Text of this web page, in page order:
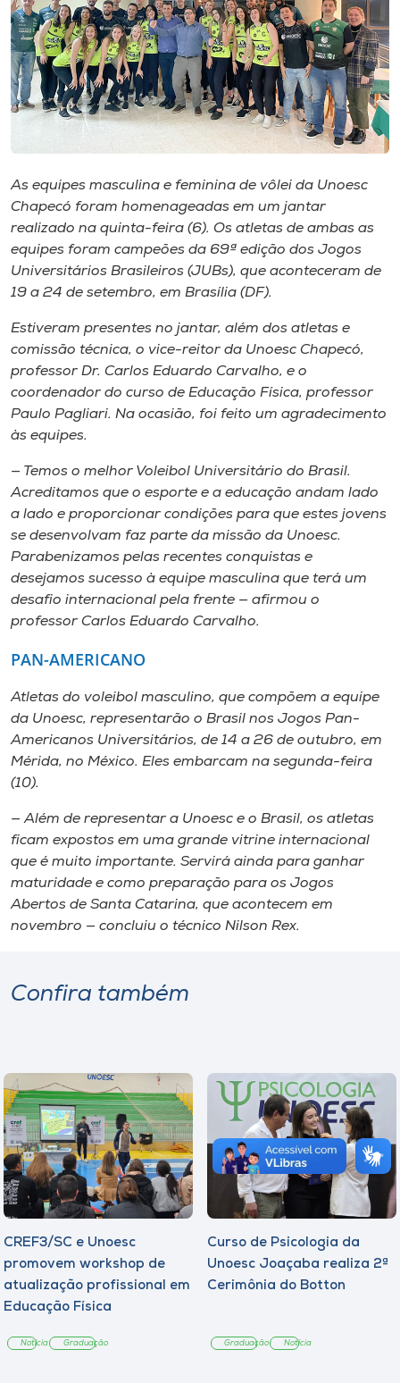
Biblioteca
Editora
Museu
Unoesc
Store
Selecione
o idioma
A-
As equipes masculina e feminina de vôlei da Unoesc
Chapecó foram homenageadas em um jantar
realizado na quinta-feira (6). Os atletas de ambas as
equipes foram campeões da 69ª edição dos Jogos
Universitários Brasileiros (JUBs), que aconteceram de
19 a 24 de setembro, em Brasília (DF).
Estiveram presentes no jantar, além dos atletas e
comissão técnica, o vice-reitor da Unoesc Chapecó,
professor Dr. Carlos Eduardo Carvalho, e o
coordenador do curso de Educação Física, professor
Paulo Pagliari. Na ocasião, foi feito um agradecimento
às equipes.
— Temos o melhor Voleibol Universitário do Brasil.
Acreditamos que o esporte e a educação andam lado
a lado e proporcionar condições para que estes jovens
se desenvolvam faz parte da missão da Unoesc.
Parabenizamos pelas recentes conquistas e
desejamos sucesso à equipe masculina que terá um
desafio internacional pela frente — afirmou o
professor Carlos Eduardo Carvalho.
PAN-AMERICANO
Atletas do voleibol masculino, que compõem a equipe
da Unoesc, representarão o Brasil nos Jogos Pan-
Americanos Universitários, de 14 a 26 de outubro, em
Mérida, no México. Eles embarcam na segunda-feira
(10).
— Além de representar a Unoesc e o Brasil, os atletas
ficam expostos em uma grande vitrine internacional
que é muito importante. Servirá ainda para ganhar
maturidade e como preparação para os Jogos
Abertos de Santa Catarina, que acontecem em
novembro — concluiu o técnico Nilson Rex.
Confira também
CREF3/SC e Unoesc
promovem workshop de
atualização profissional em
Educação Física
Notícia Graduação
Curso de Psicologia da
Unoesc Joaçaba realiza 2ª
Cerimônia do Botton
Graduação Notícia